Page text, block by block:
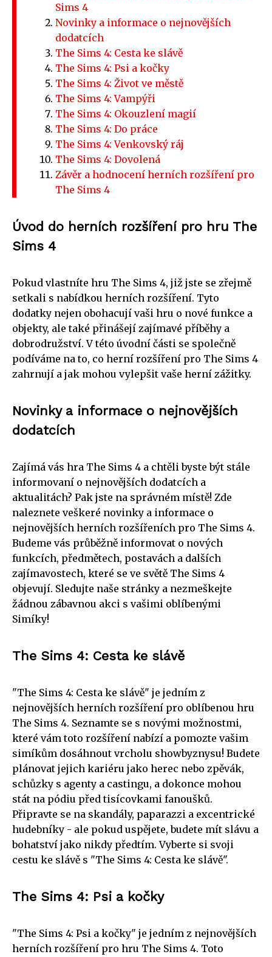
Sims 4
Novinky a informace o nejnovějších
dodatcích
The Sims 4: Cesta ke slávě
The Sims 4: Psi a kočky
The Sims 4: Život ve městě
The Sims 4: Vampýři
The Sims 4: Okouzlení magií
The Sims 4: Do práce
The Sims 4: Venkovský ráj
The Sims 4: Dovolená
Závěr a hodnocení herních rozšíření pro
The Sims 4
Úvod do herních rozšíření pro hru The
Sims 4
Pokud vlastníte hru The Sims 4, již jste se zřejmě
setkali s nabídkou herních rozšíření. Tyto
dodatky nejen obohacují vaši hru o nové funkce a
objekty, ale také přinášejí zajímavé příběhy a
dobrodružství. V této úvodní části se společně
podíváme na to, co herní rozšíření pro The Sims 4
zahrnují a jak mohou vylepšit vaše herní zážitky.
Novinky a informace o nejnovějších
dodatcích
Zajímá vás hra The Sims 4 a chtěli byste být stále
informovaní o nejnovějších dodatcích a
aktualitách? Pak jste na správném místě! Zde
naleznete veškeré novinky a informace o
nejnovějších herních rozšířeních pro The Sims 4.
Budeme vás průběžně informovat o nových
funkcích, předmětech, postavách a dalších
zajímavostech, které se ve světě The Sims 4
objevují. Sledujte naše stránky a nezmeškejte
žádnou zábavnou akci s vašimi oblíbenými
Simíky!
The Sims 4: Cesta ke slávě
"The Sims 4: Cesta ke slávě" je jedním z
nejnovějších herních rozšíření pro oblíbenou hru
The Sims 4. Seznamte se s novými možnostmi,
které vám toto rozšíření nabízí a pomozte vašim
simíkům dosáhnout vrcholu showbyznysu! Budete
plánovat jejich kariéru jako herec nebo zpěvák,
schůzky s agenty a castingu, a dokonce mohou
stát na pódiu před tisícovkami fanoušků.
Připravte se na skandály, paparazzi a excentrické
hudebníky - ale pokud uspějete, budete mít slávu a
bohatství jako nikdy předtím. Vyberte si svoji
cestu ke slávě s "The Sims 4: Cesta ke slávě".
The Sims 4: Psi a kočky
"The Sims 4: Psi a kočky" je jedním z nejnovějších
herních rozšíření pro hru The Sims 4. Toto